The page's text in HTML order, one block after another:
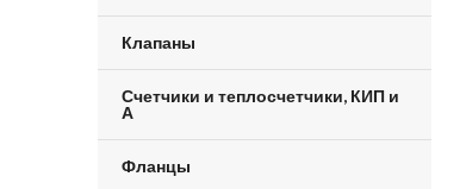
Клапаны
Счетчики и теплосчетчики, КИП и
А
Фланцы